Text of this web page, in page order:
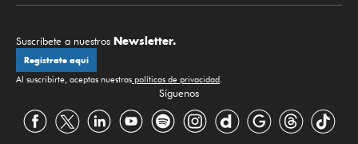
Suscríbete a nuestros Newsletter.
Regístrate aquí
Al suscribirte, aceptas nuestras políticas de privacidad
Síguenos